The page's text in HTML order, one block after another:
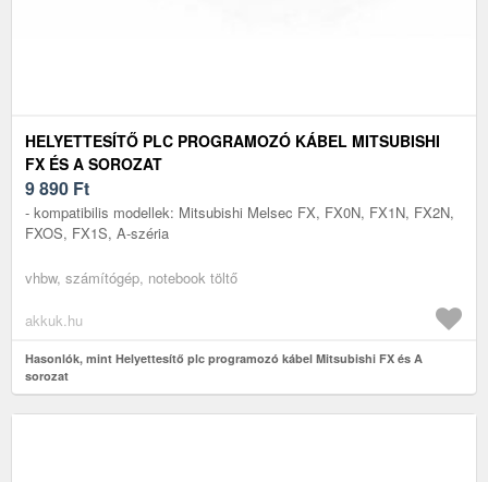
HELYETTESÍTŐ PLC PROGRAMOZÓ KÁBEL MITSUBISHI
FX ÉS A SOROZAT
9 890 Ft
- kompatibilis modellek: Mitsubishi Melsec FX, FX0N, FX1N, FX2N,
FXOS, FX1S, A-széria
vhbw, számítógép, notebook töltő
akkuk.hu
Hasonlók, mint Helyettesítő plc programozó kábel Mitsubishi FX és A
sorozat